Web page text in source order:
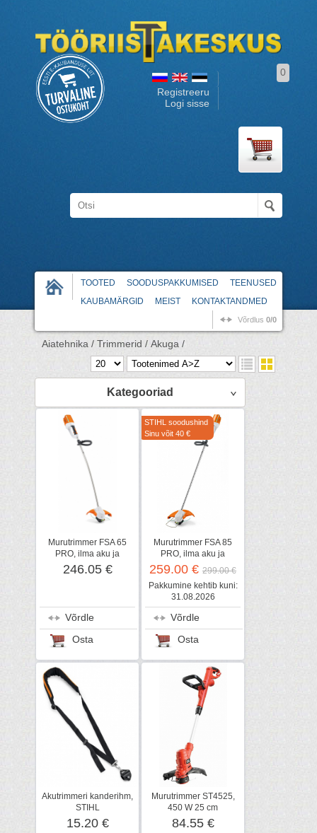
Registreeru
Logi sisse
0
TOOTED SOODUSPAKKUMISED
TEENUSED
KAUBAMÄRGID
MEIST KONTAKTANDMED
Võrdlus 0/0
Aiatehnika / Trimmerid / Akuga /
Kategooriad
Murutrimmer FSA 65
PRO, ilma aku ja
laadijata, STIHL
246.05 €
Võrdle
Osta
STIHL soodushind
Sinu võit 40 €
Murutrimmer FSA 85
PRO, ilma aku ja
laadijata, STIHL
259.00 € 299.00 €
Pakkumine kehtib kuni:
31.08.2026
Võrdle
Osta
Akutrimmeri kanderihm,
STIHL
15.20 €
Murutrimmer ST4525,
450 W 25 cm
84.55 €